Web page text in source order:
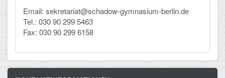
Email: sekretariat@schadow-gymnasium-berlin.de
Tel.: 030 90 299 5463
Fax: 030 90 299 6158